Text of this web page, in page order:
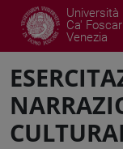
Università
Ca' Foscari
Venezia